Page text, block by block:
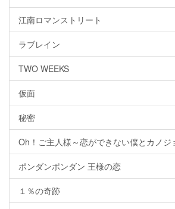
江南ロマンストリート
ラブレイン
TWO WEEKS
仮面
秘密
Oh！ご主人様～恋ができない僕とカノジ
ポンダンポンダン 王様の恋
１％の奇跡